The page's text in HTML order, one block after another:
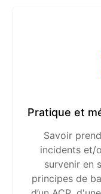
Pratique et
Savoir
incidents et/
survenir en
principes de